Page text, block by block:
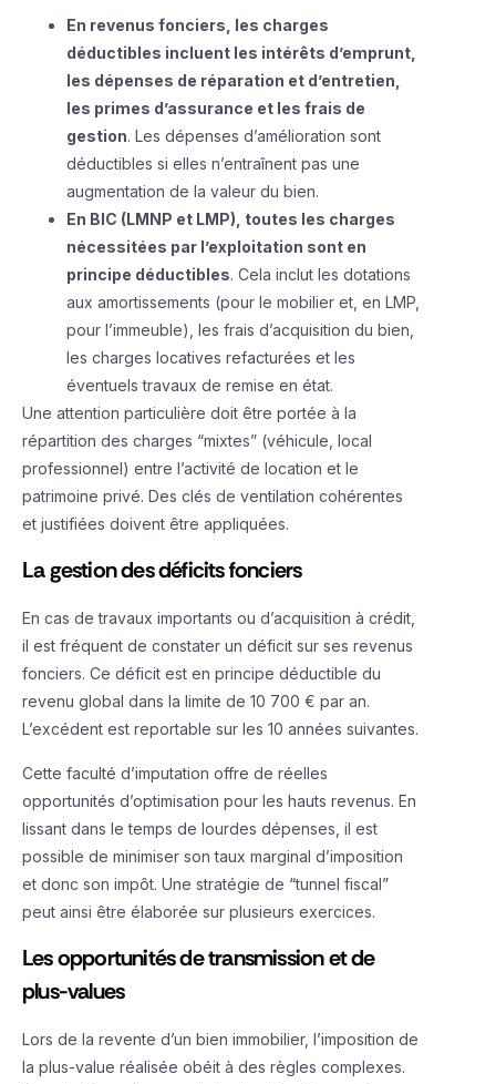
En revenus fonciers, les charges
déductibles incluent les intérêts d’emprunt,
les dépenses de réparation et d’entretien,
les primes d’assurance et les frais de
gestion. Les dépenses d’amélioration sont
déductibles si elles n’entraînent pas une
augmentation de la valeur du bien.
En BIC (LMNP et LMP), toutes les charges
nécessitées par l’exploitation sont en
principe déductibles. Cela inclut les dotations
aux amortissements (pour le mobilier et, en LMP,
pour l’immeuble), les frais d’acquisition du bien,
les charges locatives refacturées et les
éventuels travaux de remise en état.
Une attention particulière doit être portée à la
répartition des charges “mixtes” (véhicule, local
professionnel) entre l’activité de location et le
patrimoine privé. Des clés de ventilation cohérentes
et justifiées doivent être appliquées.
La gestion des déficits fonciers
En cas de travaux importants ou d’acquisition à crédit,
il est fréquent de constater un déficit sur ses revenus
fonciers. Ce déficit est en principe déductible du
revenu global dans la limite de 10 700 € par an.
L’excédent est reportable sur les 10 années suivantes.
Cette faculté d’imputation offre de réelles
opportunités d’optimisation pour les hauts revenus. En
lissant dans le temps de lourdes dépenses, il est
possible de minimiser son taux marginal d’imposition
et donc son impôt. Une stratégie de “tunnel fiscal”
peut ainsi être élaborée sur plusieurs exercices.
Les opportunités de transmission et de
plus-values
Lors de la revente d’un bien immobilier, l’imposition de
la plus-value réalisée obéit à des règles complexes.